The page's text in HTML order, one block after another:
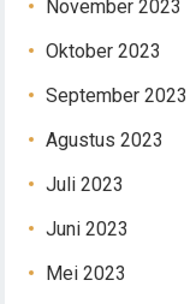
November 2023
Oktober 2023
September 2023
Agustus 2023
Juli 2023
Juni 2023
Mei 2023